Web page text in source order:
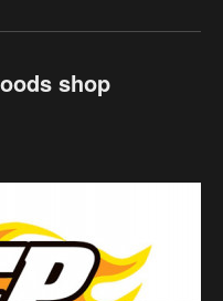
shop